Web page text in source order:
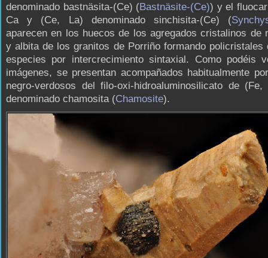
denominado bastnäsita-(Ce) (Bastnäsite-(Ce)) y el
Ca y (Ce, La) denominado sinchisita-(Ce) (
aparecen en los huecos de los agregados cristalinos de
y albita de los granitos de Porriño formando policristales
especies por intercrecimiento sintaxial. Como podéis
imágenes, se presentan acompañados habitualmente
negro-verdosos del filo-oxi-hidroaluminosilicato de
denominado chamosita (Chamosite).